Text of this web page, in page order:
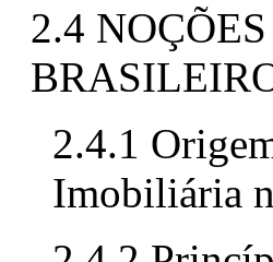
2.4
2.4.1
Imobiliária